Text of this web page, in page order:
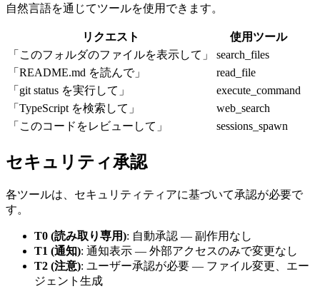
自然言語を通じてツールを使用できます。
リクエスト
使用ツール
「このフォルダのファイルを表示して」
search_files
「README.md を読んで」
read_file
「git status を実行して」
execute_command
「TypeScript を検索して」
web_search
「このコードをレビューして」
sessions_spawn
セキュリティ承認
各ツールは、セキュリティティアに基づいて承認が必要で
す。
T0 (読み取り専用): 自動承認 — 副作用なし
T1 (通知): 通知表示 — 外部アクセスのみで変更なし
T2 (注意): ユーザー承認が必要 — ファイル変更、エー
ジェント生成